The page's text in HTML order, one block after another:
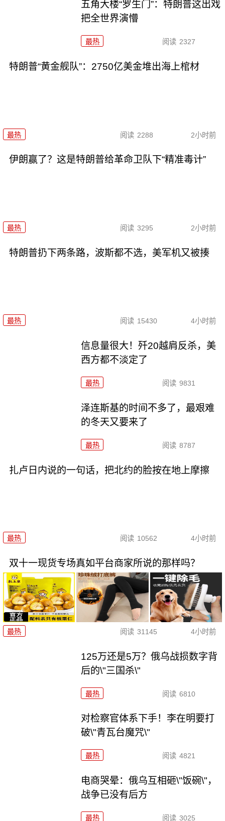
五角大楼“罗生门”：特朗普这出戏
把全世界演懵
最热 阅读 2327
特朗普“黄金舰队”：2750亿美金堆出海上棺材
最热 阅读 2288 2小时前
伊朗赢了？这是特朗普给革命卫队下“精准毒计”
最热 阅读 3295 2小时前
特朗普扔下两条路，波斯都不选，美军机又被揍
最热 阅读 15430 4小时前
信息量很大！歼20越肩反杀，美
西方都不淡定了
最热 阅读 9831
泽连斯基的时间不多了，最艰难
的冬天又要来了
最热 阅读 8787
扎卢日内说的一句话，把北约的脸按在地上摩擦
最热 阅读 10562 4小时前
双十一现货专场真如平台商家所说的那样吗？
最热 阅读 31145 4小时前
125万还是5万？俄乌战损数字背
后的\"三国杀\"
最热 阅读 6810
对检察官体系下手！李在明要打
破\"青瓦台魔咒\"
最热 阅读 4821
电商哭晕：俄乌互相砸\"饭碗\"，
战争已没有后方
最热 阅读 3025